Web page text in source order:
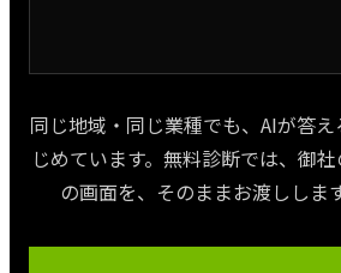
同じ地域・同じ業種でも、AIが答
じめています。無料診断では、御
の画面を、そのままお渡ししま